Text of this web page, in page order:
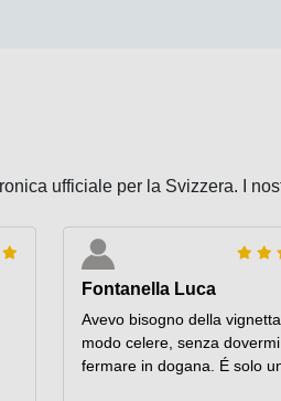
ufficiale per la Svizzera. I
Fontanella Luca
Avevo bisogno della
modo celere, senza dovermi
fermare in dogana. É solo